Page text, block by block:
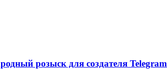
розыск для создателя Telegram